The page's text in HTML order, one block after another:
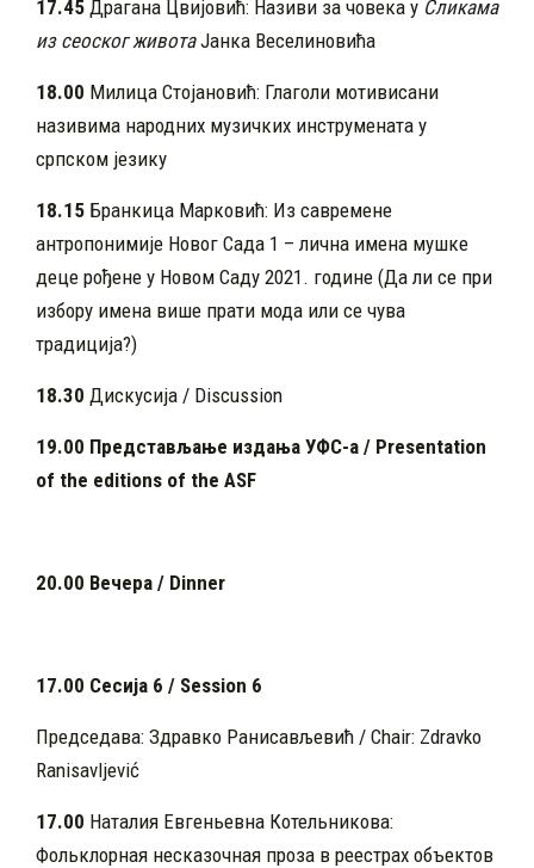
17.45 Драгана Цвијовић: Називи за човека у Сликама
из сеоског животаЈанка Веселиновића
18.00 Милица Стојановић: Глаголи мотивисани
називима народних музичких инструмената у
српском језику
18.15 Бранкица Марковић: Из савремене
антропонимије Новог Сада 1 – лична имена мушке
деце рођене у Новом Саду 2021. године (Да ли се при
избору имена више прати мода или се чува
традиција?)
18.30 Дискусија / Discussion
19.00 Представљање издања УФС-а / Presentation
of the editions of the ASF
20.00 Вечера / Dinner
17.00 Сесија 6 / Session 6
Председава: Здравко Ранисављевић / Chair: Zdravko
Ranisavljević
17.00 Наталия Евгеньевна Котельникова:
Фольклорная несказочная проза в реестрах объектов